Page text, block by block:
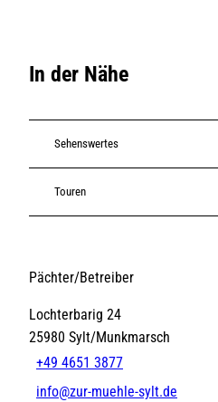
In der Nähe
Sehenswertes
Touren
Pächter/Betreiber
Lochterbarig 24
25980 Sylt/Munkmarsch
+49 4651 3877
info@zur-muehle-sylt.de